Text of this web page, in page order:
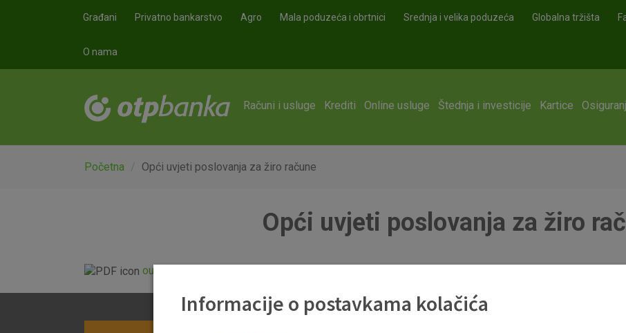
Građani Privatno bankarstvo Agro Mala poduzeća i obrtnici Srednja i velika poduzeća Globalna tržišta
O nama
Računi i usluge Krediti Online usluge Štednja i investicije Kartice
Početna Opći uvjeti poslovanja za žiro račune
Opći uvjeti poslovanja za žiro
ou-ziro-racun-01072017.pdf
Informacije o postavkama kolačića